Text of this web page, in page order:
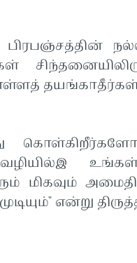
வழியில்இ
மிகவும்
என்று